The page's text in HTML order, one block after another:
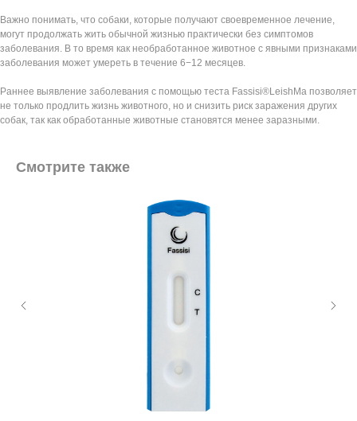
Важно понимать, что собаки, которые получают своевременное лечение,
могут продолжать жить обычной жизнью практически без симптомов
заболевания. В то время как необработанное животное с явными признаками
заболевания может умереть в течение 6−12 месяцев.
Раннее выявление заболевания с помощью теста Fassisi®LeishMa позволяет
не только продлить жизнь животного, но и снизить риск заражения других
собак, так как обработанные животные становятся менее заразными.
Смотрите также